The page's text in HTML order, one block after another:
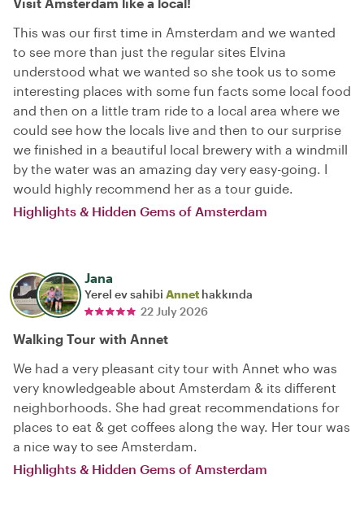
This was our first time in Amsterdam and we wanted
to see more than just the regular sites Elvina
understood what we wanted so she took us to some
interesting places with some fun facts some local food
and then on a little tram ride to a local area where we
could see how the locals live and then to our surprise
we finished in a beautiful local brewery with a windmill
by the water was an amazing day very easy-going. I
would highly recommend her as a tour guide.
Highlights & Hidden Gems of Amsterdam
Jana
Yerel ev sahibi Annet hakkında
22 July 2026
Walking Tour with Annet
We had a very pleasant city tour with Annet who was
very knowledgeable about Amsterdam & its different
neighborhoods. She had great recommendations for
places to eat & get coffees along the way. Her tour was
a nice way to see Amsterdam.
Highlights & Hidden Gems of Amsterdam